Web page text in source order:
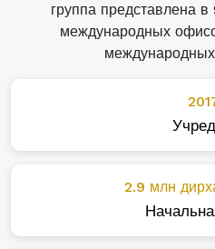
группа представлена
международных
2.9 млн